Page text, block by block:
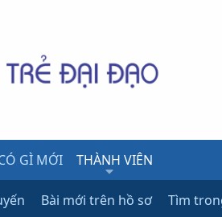
GÌ MỚI THÀNH VIÊN
Bài mới trên hồ sơ Tìm